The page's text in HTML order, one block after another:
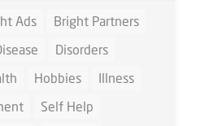
Ads
Bright Partners
Disorders
Hobbies
Illness
Self Help